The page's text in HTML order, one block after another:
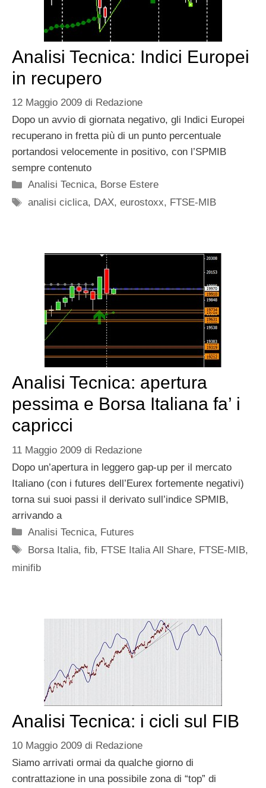
Analisi Tecnica: Indici Europei
in recupero
12 Maggio 2009 di Redazione
Dopo un avvio di giornata negativo, gli Indici Europei
recuperano in fretta più di un punto percentuale
portandosi velocemente in positivo, con l’SPMIB
sempre contenuto
Categorie
Analisi Tecnica, Borse Estere
Tag
analisi ciclica, DAX,eurostoxx, FTSE-MIB
Analisi Tecnica: apertura
pessima e Borsa Italiana fa’ i
capricci
11 Maggio 2009 di Redazione
Dopo un’apertura in leggero gap-up per il mercato
Italiano (con i futures dell’Eurex fortemente negativi)
torna sui suoi passi il derivato sull’indice SPMIB,
arrivando a
Categorie
Analisi Tecnica, Futures
Tag
Borsa Italia,fib, FTSE Italia All Share, FTSE-MIB,
minifib
Analisi Tecnica: i cicli sul FIB
10 Maggio 2009 di Redazione
Siamo arrivati ormai da qualche giorno di
contrattazione in una possibile zona di “top” di